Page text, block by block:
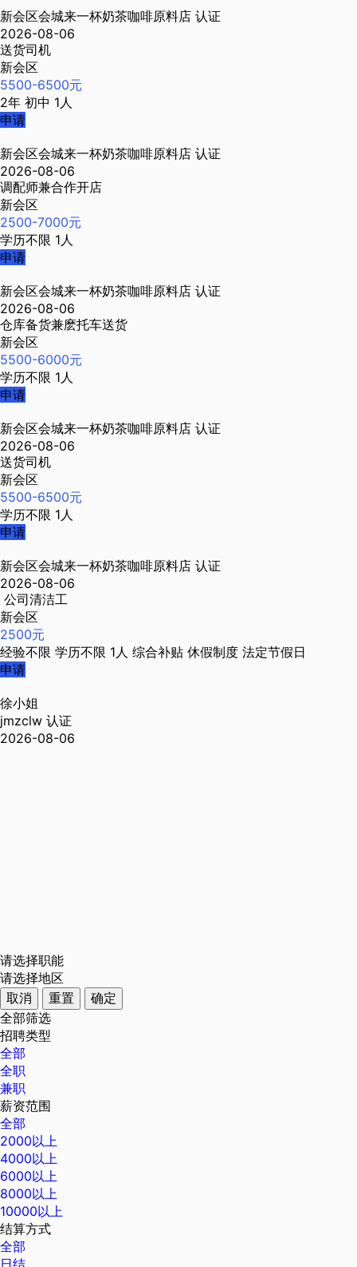
新会区会城来一杯奶茶咖啡原料店 认证
2026-08-06
送货司机
新会区
5500-6500元
2年 初中 1人
申请
新会区会城来一杯奶茶咖啡原料店 认证
2026-08-06
调配师兼合作开店
新会区
2500-7000元
学历不限 1人
申请
新会区会城来一杯奶茶咖啡原料店 认证
2026-08-06
仓库备货兼麽托车送货
新会区
5500-6000元
学历不限 1人
申请
新会区会城来一杯奶茶咖啡原料店 认证
2026-08-06
送货司机
新会区
5500-6500元
学历不限 1人
申请
新会区会城来一杯奶茶咖啡原料店 认证
2026-08-06
公司清洁工
新会区
2500元
经验不限 学历不限 1人 综合补贴 休假制度 法定节假日
申请
徐小姐
jmzclw 认证
2026-08-06
请选择职能
请选择地区
取消
重置
确定
全部筛选
招聘类型
全部
全职
兼职
薪资范围
全部
2000以上
4000以上
6000以上
8000以上
10000以上
结算方式
全部